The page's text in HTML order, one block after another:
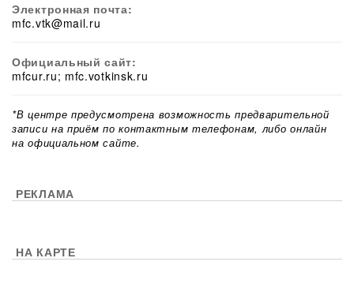
Электронная почта:
mfc.vtk@mail.ru
Официальный сайт:
mfcur.ru; mfc.votkinsk.ru
*В центре предусмотрена возможность предварительной
записи на приём по контактным телефонам, либо онлайн
на официальном сайте.
РЕКЛАМА
НА КАРТЕ